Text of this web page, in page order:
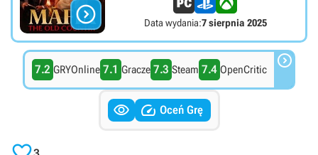
 Data wydania:7 sierpnia 2025
7.2 GRYOnline 7.1 Gracze 7.3 Steam 7.4 OpenCritic 
  Oceń Grę